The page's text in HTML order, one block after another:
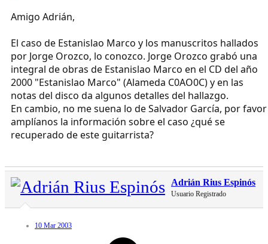
Amigo Adrián,
El caso de Estanislao Marco y los manuscritos hallados
por Jorge Orozco, lo conozco. Jorge Orozco grabó una
integral de obras de Estanislao Marco en el CD del año
2000 "Estanislao Marco" (Alameda C0AO0C) y en las
notas del disco da algunos detalles del hallazgo.
En cambio, no me suena lo de Salvador García, por favor
amplíanos la información sobre el caso ¿qué se
recuperado de este guitarrista?
Adrián Rius Espinós
Usuario Registrado
10 Mar 2003